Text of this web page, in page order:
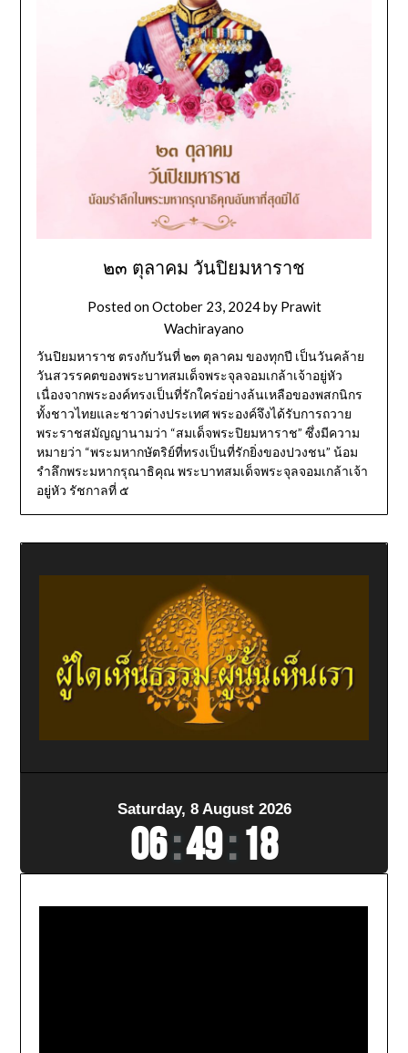
๒๓ ตุลาคม วันปิยมหาราช
Posted onOctober 23, 2024by Prawit
Wachirayano
วันปิยมหาราช ตรงกับวันที่ ๒๓ ตุลาคม ของทุกปี เป็นวันคล้าย
วันสวรรคตของพระบาทสมเด็จพระจุลจอมเกล้าเจ้าอยู่หัว
เนื่องจากพระองค์ทรงเป็นที่รักใคร่อย่างล้นเหลือของพสกนิกร
ทั้งชาวไทยและชาวต่างประเทศ พระองค์จึงได้รับการถวาย
พระราชสมัญญานามว่า “สมเด็จพระปิยมหาราช” ซึ่งมีความ
หมายว่า “พระมหากษัตริย์ที่ทรงเป็นที่รักยิ่งของปวงชน” น้อม
รำลึกพระมหากรุณาธิคุณ พระบาทสมเด็จพระจุลจอมเกล้าเจ้า
อยู่หัว รัชกาลที่ ๕
Saturday, 8 August 2026
06:49:20